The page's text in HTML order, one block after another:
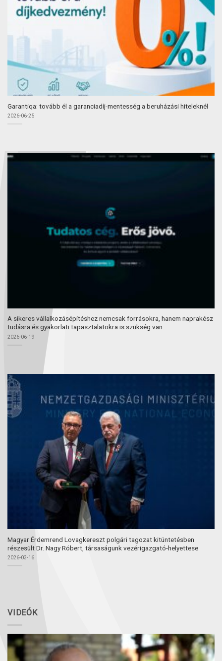
Garantiqa: tovább él a garanciadíj-mentesség a beruházási hiteleknél
2026-06-25
A sikeres vállalkozásépítéshez nemcsak forrásokra, hanem naprakész
tudásra és gyakorlati tapasztalatokra is szükség van.
2026-06-19
Magyar Érdemrend Lovagkereszt polgári tagozat kitüntetésben
részesült Dr. Nagy Róbert, társaságunk vezérigazgató-helyettese
2026-03-16
VIDEÓK